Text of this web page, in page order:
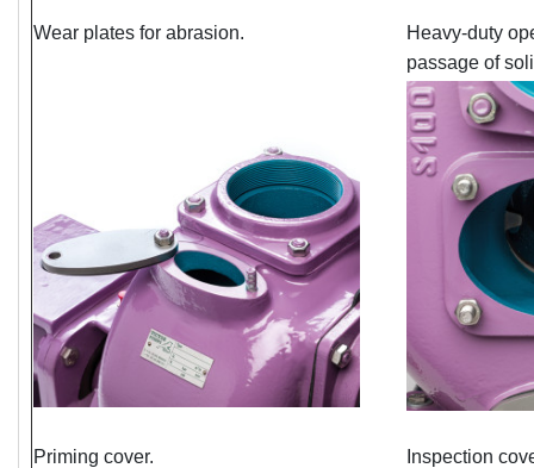
Wear plates for abrasion.
Heavy-duty
passage of
Priming cover. Inspection